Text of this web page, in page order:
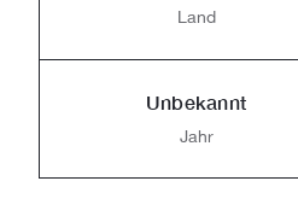
Land
Unbekannt
Jahr